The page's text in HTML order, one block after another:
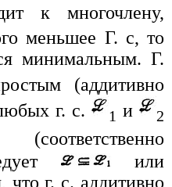
к многочлену,
меньшее Г. с, то
минимальным. Г.
(аддитивно
г. с.
1 и 2
(соответственно
или
что г. с. аддитивно